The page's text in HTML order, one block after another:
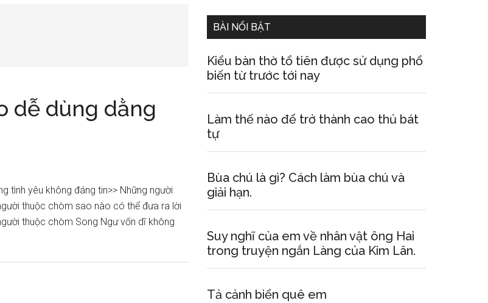
dễ dùng dằng
tình yêu không đáng tin>> Những người
thuộc chòm sao nào có thể đưa ra lời
thuộc chòm Song Ngư vốn dĩ không
BÀI NỔI BẬT
Kiểu bàn thờ tổ tiên được sử dụng phổ
biến từ trước tới nay
Làm thế nào để trở thành cao thủ bát
tự
Bùa chú là gì? Cách làm bùa chú và
giải hạn.
Suy nghĩ của em về nhân vật ông Hai
trong truyện ngắn Làng của Kim Lân.
Tả cảnh biển quê em